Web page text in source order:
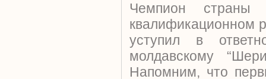
Чемпион страны
квалификационном
уступил в
молдавскому
Напомним, что